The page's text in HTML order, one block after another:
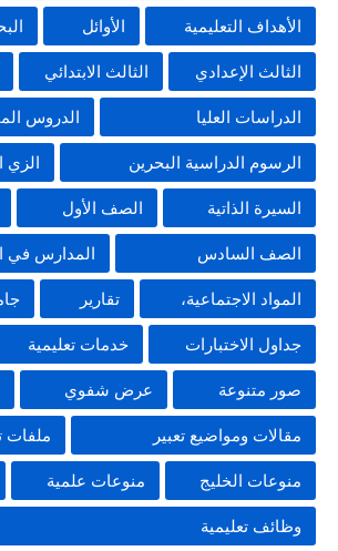
الأهداف التعليمية الأوائل
الثالث الإعدادي الثالث الابتدائي
الدراسات العليا الدروس
الرسوم الدراسية البحرين الزي
السيرة الذاتية الصف الأول
الصف السادس المدارس في
المواد الاجتماعية، تقارير
جداول الاختبارات خدمات تعليمية
صور متنوعة عرض شفوي
مقالات ومواضيع تعبير
منوعات الخليج منوعات علمية
وظائف تعليمية